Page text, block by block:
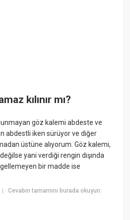
kılınır mı?
göz kalemi abdeste ve
abdestli iken sürüyor ve diğer
üstüne alıyorum. Göz kalemi,
yani verdiği rengin dışında
bir madde ise
|Cevabın tamamını burada okuyun: